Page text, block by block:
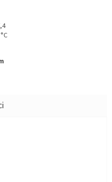
je 5 z 5 hviezdičiek.